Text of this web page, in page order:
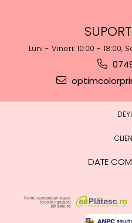
Luni - Vineri: 10:00 - 18:00,
DATE